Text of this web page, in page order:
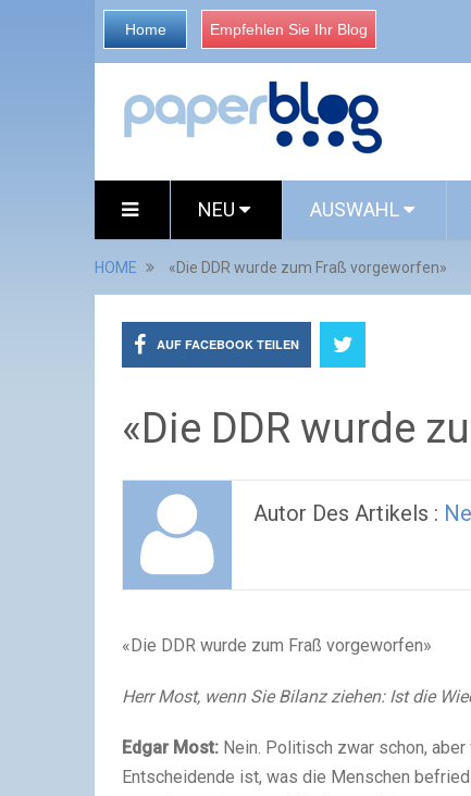
Home Empfehlen Sie Ihr Blog
NEU AUSWAHL
HOME «Die DDR wurde zum Fraß vorgeworfen»
AUF FACEBOOK TEILEN
«Die DDR wurde
Autor Des Artikels :
«Die DDR wurde zum Fraß vorgeworfen»
Herr Most, wenn Sie Bilanz ziehen: Ist die
Edgar Most: Nein. Politisch zwar schon,
Entscheidende ist, was die Menschen